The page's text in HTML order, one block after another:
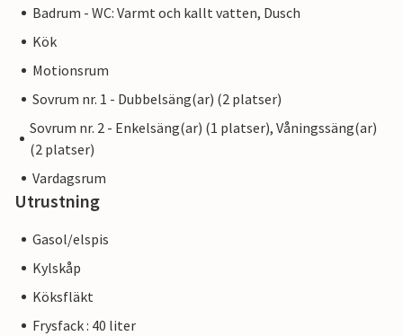
Badrum - WC: Varmt och kallt vatten, Dusch
Kök
Motionsrum
Sovrum nr. 1 - Dubbelsäng(ar) (2 platser)
Sovrum nr. 2 - Enkelsäng(ar) (1 platser), Våningssäng(ar)
(2 platser)
Vardagsrum
Utrustning
Gasol/elspis
Kylskåp
Köksfläkt
Frysfack : 40 liter